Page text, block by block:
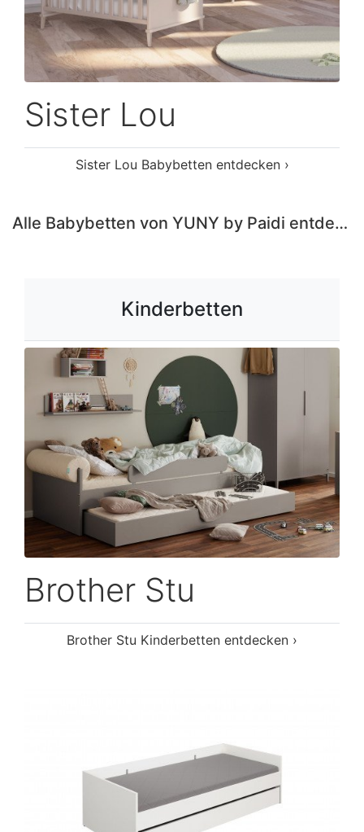
Sister Lou
Sister Lou Babybetten entdecken ›
Alle Babybetten von YUNY by Paidi entdecken ›
Kinderbetten
Brother Stu
Brother Stu Kinderbetten entdecken ›